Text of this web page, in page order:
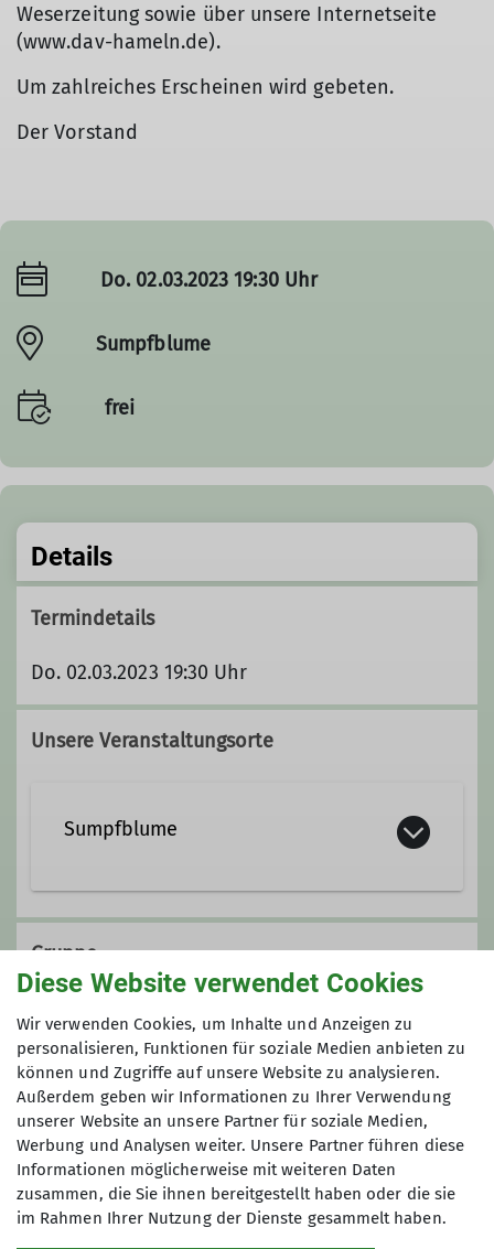
Weserzeitung sowie über unsere Internetseite
(www.dav-hameln.de).
Um zahlreiches Erscheinen wird gebeten.
Der Vorstand
Do. 02.03.2023 19:30 Uhr
Sumpfblume
frei
Details
Termindetails
Do. 02.03.2023 19:30 Uhr
Unsere Veranstaltungsorte
Sumpfblume
Am Stockhof 2A
31785 Hameln
Gruppe
Archiv Termine
Diese Website verwendet Cookies
Wir verwenden Cookies, um Inhalte und Anzeigen zu
personalisieren, Funktionen für soziale Medien anbieten zu
können und Zugriffe auf unsere Website zu analysieren.
Außerdem geben wir Informationen zu Ihrer Verwendung
unserer Website an unsere Partner für soziale Medien,
Werbung und Analysen weiter. Unsere Partner führen diese
Informationen möglicherweise mit weiteren Daten
zusammen, die Sie ihnen bereitgestellt haben oder die sie
im Rahmen Ihrer Nutzung der Dienste gesammelt haben.